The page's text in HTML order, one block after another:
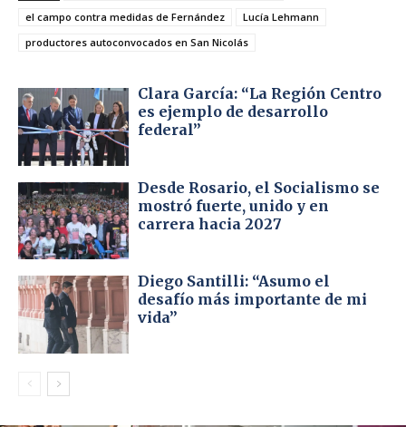
el campo contra medidas de Fernández
Lucía Lehmann
productores autoconvocados en San Nicolás
Clara García: “La Región Centro
es ejemplo de desarrollo
federal”
Desde Rosario, el Socialismo se
mostró fuerte, unido y en
carrera hacia 2027
Diego Santilli: “Asumo el
desafío más importante de mi
vida”